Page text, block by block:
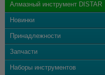
Алмазный инструмент DISTAR
Новинки
Принадлежности
Запчасти
Наборы инструментов